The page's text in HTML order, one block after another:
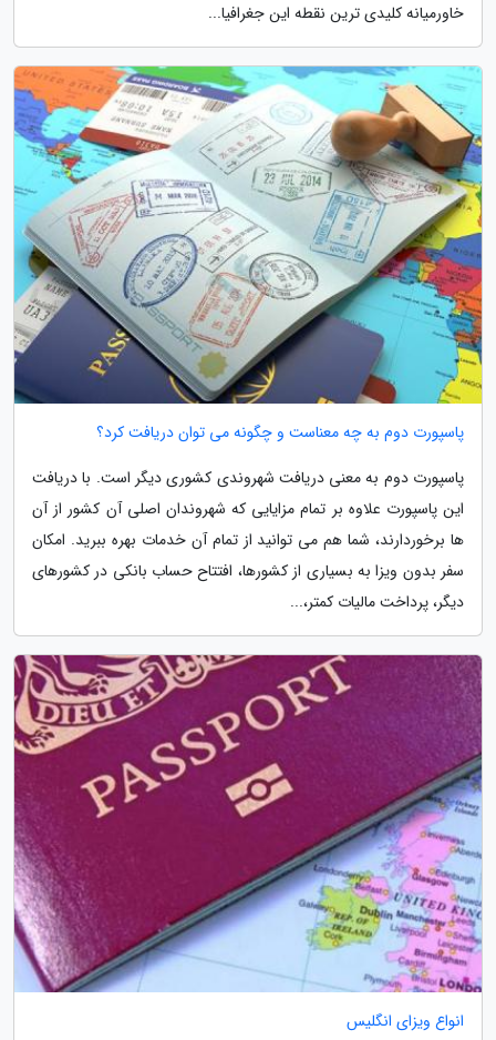
خاورمیانه کلیدی ترین نقطه این جغرافیا...
پاسپورت دوم به چه معناست و چگونه می توان دریافت کرد؟
پاسپورت دوم به معنی دریافت شهروندی کشوری دیگر است. با دریافت
این پاسپورت علاوه بر تمام مزایایی که شهروندان اصلی آن کشور از آن
ها برخوردارند، شما هم می توانید از تمام آن خدمات بهره ببرید. امکان
سفر بدون ویزا به بسیاری از کشورها، افتتاح حساب بانکی در کشورهای
دیگر، پرداخت مالیات کمتر،...
انواع ویزای انگلیس